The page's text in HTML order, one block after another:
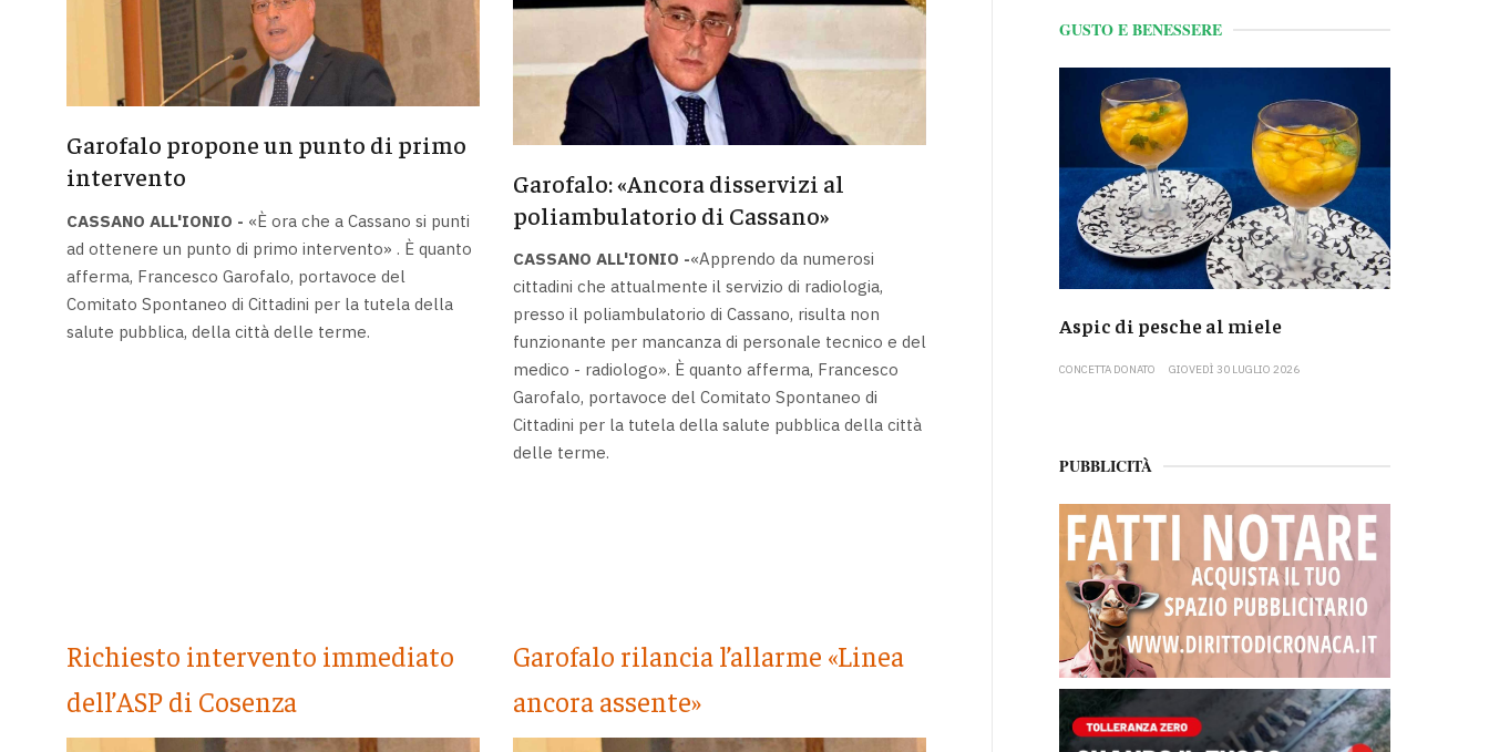
Garofalo propone un punto di primo
intervento
CASSANO ALL'IONIO - «È ora che a Cassano si punti
ad ottenere un punto di primo intervento» . È quanto
afferma, Francesco Garofalo, portavoce del
Comitato Spontaneo di Cittadini per la tutela della
salute pubblica, della città delle terme.
Garofalo: «Ancora disservizi al
poliambulatorio di Cassano»
CASSANO ALL'IONIO -«Apprendo da numerosi
cittadini che attualmente il servizio di radiologia,
presso il poliambulatorio di Cassano, risulta non
funzionante per mancanza di personale tecnico e del
medico - radiologo». È quanto afferma, Francesco
Garofalo, portavoce del Comitato Spontaneo di
Cittadini per la tutela della salute pubblica della città
delle terme.
Richiesto intervento immediato
dell’ASP di Cosenza
Garofalo rilancia l’allarme «Linea
ancora assente»
GUSTO E BENESSERE
Aspic di pesche al miele
CONCETTA DONATO GIOVEDÌ 30 LUGLIO 2026
PUBBLICITÀ